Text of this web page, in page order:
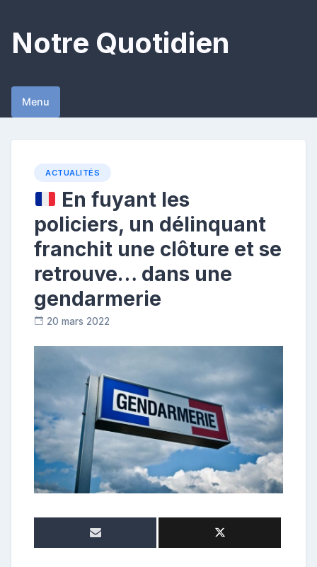
content
Notre Quotidien
Menu
ACTUALITÉS
En fuyant les
policiers, un délinquant
franchit une clôture et se
retrouve… dans une
gendarmerie
20 mars 2022
o
s
t
e